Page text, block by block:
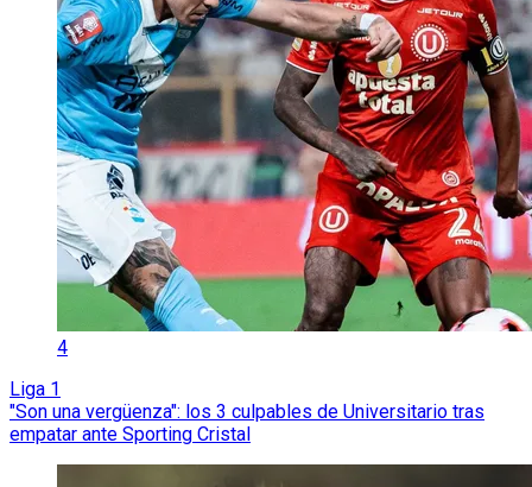
4
Liga 1
"Son una vergüenza": los 3 culpables de Universitario tras
empatar ante Sporting Cristal